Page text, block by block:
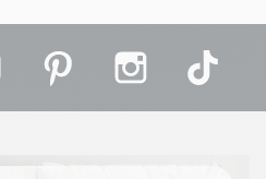
YouTube Pinterest Instagram